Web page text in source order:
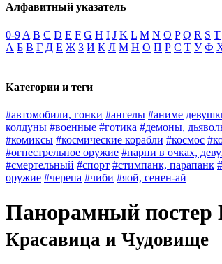
Алфавитный указатель
0-9 A B C D E F G H I J K L M N O P Q R S T
А Б В Г Д Е Ж З И К Л М Н О П Р С Т У Ф
Категории и теги
#автомобили, гонки #ангелы #аниме
колдуны #военные #готика #демоны,
#комиксы #космические корабли #космос
#огнестрельное оружие #парни в очках,
#смертельный #спорт #стимпанк, парапанк
оружие #черепа #чиби #яой, сенен-ай
Панорамный постер
Красавица и Чудовище